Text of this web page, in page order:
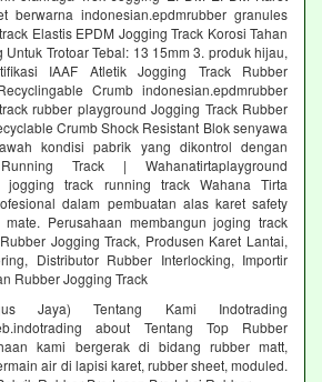
berwarna indonesian.epdmrubber granules
Elastis EPDM Jogging Track Korosi Tahan
Trotoar Tebal: 13 15mm 3. produk hijau,
IAAF Atletik Jogging Track Rubber
Crumb indonesian.epdmrubber
rubber playground Jogging Track Rubber
Crumb Shock Resistant Blok senyawa
kondisi pabrik yang dikontrol dengan
Track | Wahanatirtaplayground
jogging track running track Wahana Tirta
dalam pembuatan alas karet safety
Perusahaan membangun joging track
Jogging Track, Produsen Karet Lantai,
Distributor Rubber Interlocking, Importir
Rubber Jogging Track
Jaya) Tentang Kami Indotrading
about Tentang Top Rubber
kami bergerak di bidang rubber matt,
air di lapisi karet, rubber sheet, moduled.